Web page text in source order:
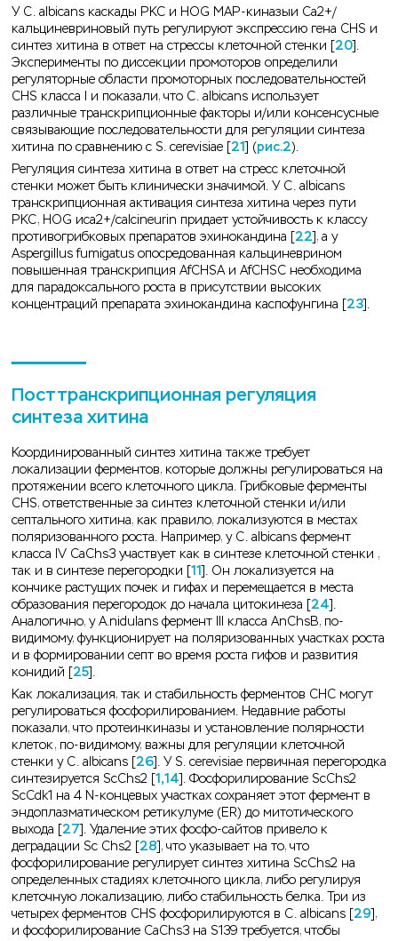
У C. albicans каскады PKC и HOG MAP-киназыи Ca2+/
кальциневриновый путь регулируют экспрессию гена CHS и
синтез хитина в ответ на стрессы клеточной стенки [20].
Эксперименты по диссекции промоторов определили
регуляторные области промоторных последовательностей
CHS класса I и показали, что C. albicans использует
различные транскрипционные факторы и/или консенсусные
связывающие последовательности для регуляции синтеза
хитина по сравнению с S. cerevisiae [21] (рис.2).
Регуляция синтеза хитина в ответ на стресс клеточной
стенки может быть клинически значимой. У C. albicans
транскрипционная активация синтеза хитина через пути
PKC, HOG иca2+/calcineurin придает устойчивость к классу
противогрибковых препаратов эхинокандина [22], а у
Aspergillus fumigatus опосредованная кальциневрином
повышенная транскрипция AfCHSA и AfCHSC необходима
для парадоксального роста в присутствии высоких
концентраций препарата эхинокандина каспофунгина [23].
Посттранскрипционная регуляция
синтеза хитина
Координированный синтез хитина также требует
локализации ферментов, которые должны регулироваться на
протяжении всего клеточного цикла. Грибковые ферменты
CHS, ответственные за синтез клеточной стенки и/или
септального хитина, как правило, локализуются в местах
поляризованного роста. Например, у C. albicans фермент
класса IV CaChs3 участвует как в синтезе клеточной стенки ,
так и в синтезе перегородки [11]. Он локализуется на
кончике растущих почек и гифах и перемещается в места
образования перегородок до начала цитокинеза [24].
Аналогично, у A.nidulans фермент III класса AnChsB, по-
видимому, функционирует на поляризованных участках роста
и в формировании септ во время роста гифов и развития
конидий [25].
Как локализация, так и стабильность ферментов СНС могут
регулироваться фосфорилированием. Недавние работы
показали, что протеинкиназы и установление полярности
клеток, по-видимому, важны для регуляции клеточной
стенки у C. albicans [26]. У S. cerevisiae первичная перегородка
синтезируется ScChs2 [1,14]. Фосфорилирование ScChs2
ScCdk1 на 4 N-концевых участках сохраняет этот фермент в
эндоплазматическом ретикулуме (ER) до митотического
выхода [27]. Удаление этих фосфо-сайтов привело к
деградации Sc Chs2 [28], что указывает на то, что
фосфорилирование регулирует синтез хитина ScChs2 на
определенных стадиях клеточного цикла, либо регулируя
клеточную локализацию, либо стабильность белка. Три из
четырех ферментов CHS фосфорилируются в C. albicans [29],
и фосфорилирование СаChs3 на S139 требуется, чтобы